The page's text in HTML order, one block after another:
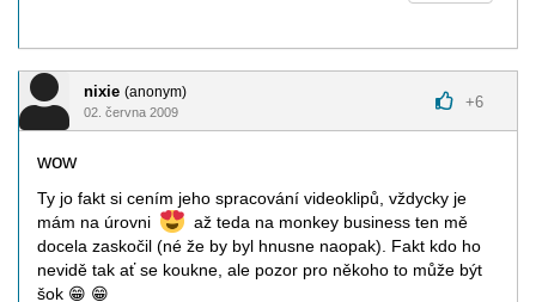
nixie (anonym)
02. června 2009
+6
wow
Ty jo fakt si cením jeho spracování videoklipů, vždycky je
mám na úrovni
až teda na monkey business ten mě
docela zaskočil (né že by byl hnusne naopak). Fakt kdo ho
nevidě tak ať se koukne, ale pozor pro někoho to může být
šok 😁 😁